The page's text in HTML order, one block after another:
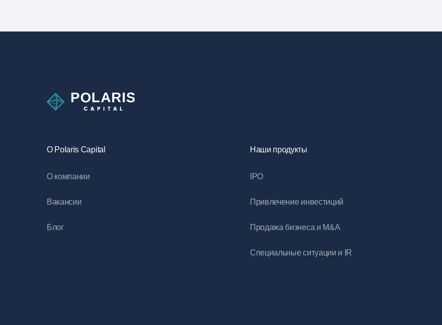
Специальные ситуации и IR
Продажа бизнеса и M&A
Привлечение инвестиций
IPO
Наши продукты
Блог
Вакансии
О компании
O Polaris Capital